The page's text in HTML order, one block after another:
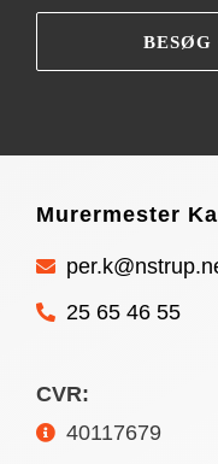
BESØG
Murermester
25 65 46 55
CVR:
40117679